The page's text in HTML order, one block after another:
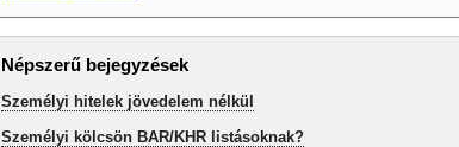
Népszerű bejegyzések
Személyi hitelek jövedelem nélkül
Személyi kölcsön BAR/KHR listásoknak?